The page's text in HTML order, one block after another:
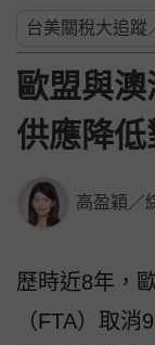
歐盟與
供應降
高盈穎 ／
歷時近8年，
（FTA）取